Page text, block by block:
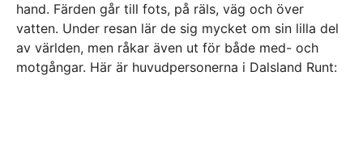
hand. Färden går till fots, på räls, väg och över
vatten. Under resan lär de sig mycket om sin lilla del
av världen, men råkar även ut för både med- och
motgångar. Här är huvudpersonerna i Dalsland Runt: